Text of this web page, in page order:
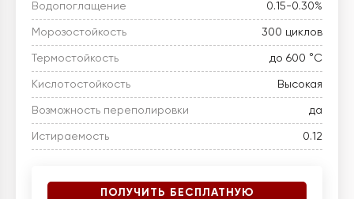
Водопоглащение 0.15-0.30%
Морозостойкость 300 циклов
Термостойкость до 600 °C
Кислотостойкость Высокая
Возможность переполировки да
Истираемость 0.12
ПОЛУЧИТЬ БЕСПЛАТНУЮ